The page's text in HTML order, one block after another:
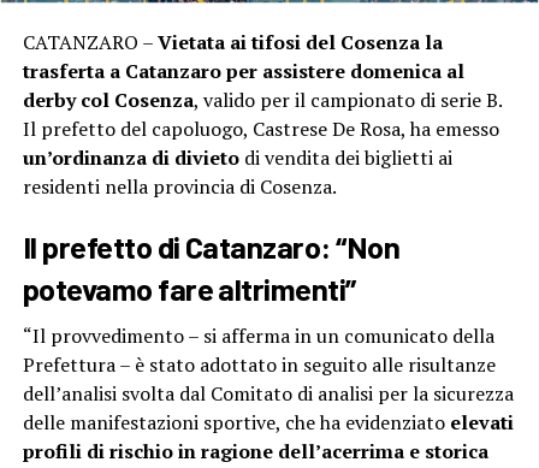
CATANZARO –Vietata ai tifosi del Cosenza la
trasferta a Catanzaro per assistere domenica al
derby col Cosenza, valido per il campionato di serie B.
Il prefetto del capoluogo, Castrese De Rosa, ha emesso
un’ordinanza di divietodi vendita dei biglietti ai
residenti nella provincia di Cosenza.
Il prefetto di Catanzaro: “Non
potevamo fare altrimenti”
“Il provvedimento – si afferma in un comunicato della
Prefettura – è stato adottato in seguito alle risultanze
dell’analisi svolta dal Comitato di analisi per la sicurezza
delle manifestazioni sportive, che ha evidenziatoelevati
profili di rischioin ragione dell’acerrima e storica